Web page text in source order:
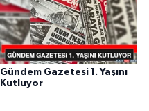
Gündem Gazetesi 1. Yaşını
Kutluyor